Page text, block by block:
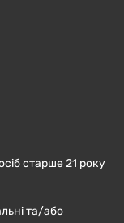
старше 21 року
та/або